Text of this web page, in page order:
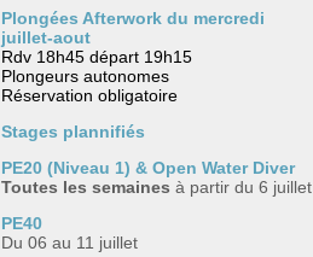
Plongées Afterwork du mercredi
juillet-aout
Rdv 18h45 départ 19h15
Plongeurs autonomes
Réservation obligatoire
Stages plannifiés
PE20 (Niveau 1) & Open Water Diver
Toutes les semaines à partir du 6 juillet
PE40
Du 06 au 11 juillet